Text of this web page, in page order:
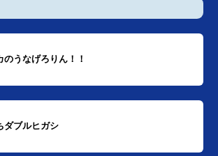
のうなげろりん！！
ダブルヒガシ